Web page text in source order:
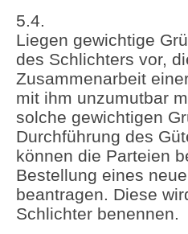
5.4.
Liegen gewichtige
des Schlichters vor,
Zusammenarbeit
mit ihm unzumutbar
solche gewichtigen
Durchführung des
können die Parteien
Bestellung eines
beantragen. Diese
Schlichter benennen.